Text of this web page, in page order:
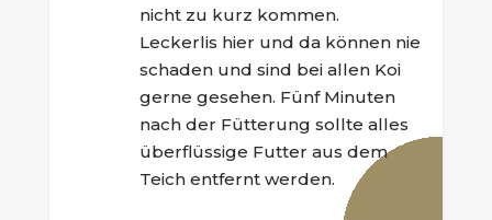
nicht zu kurz kommen.
Leckerlis hier und da können nie
schaden und sind bei allen Koi
gerne gesehen. Fünf Minuten
nach der Fütterung sollte alles
überflüssige Futter aus dem
Teich entfernt werden.